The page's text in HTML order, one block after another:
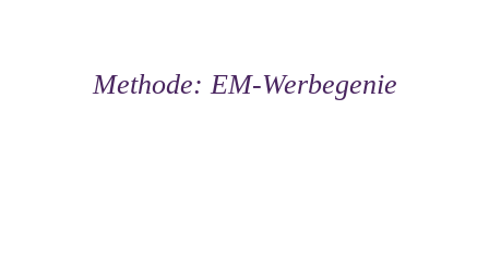
Methode: EM-Werbegenie